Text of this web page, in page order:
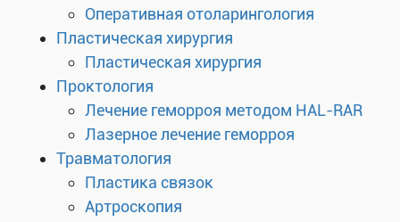
Оперативная отоларингология
Пластическая хирургия
Пластическая хирургия
Проктология
Лечение геморроя методом HAL-RAR
Лазерное лечение геморроя
Травматология
Пластика связок
Артроскопия